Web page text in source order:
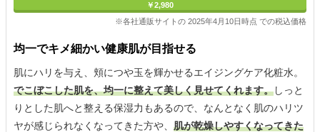
￥2,980
※各社通販サイトの 2025年4月10日時点 での税込価格
均一でキメ細かい健康肌が目指せる
肌にハリを与え、頬につや玉を輝かせるエイジングケア化粧水。
でこぼこした肌を、均一に整えて美しく見せてくれます。しっと
りとした肌へと整える保湿力もあるので、なんとなく肌のハリツ
ヤが感じられなくなってきた方や、 肌が乾燥しやすくなってきた